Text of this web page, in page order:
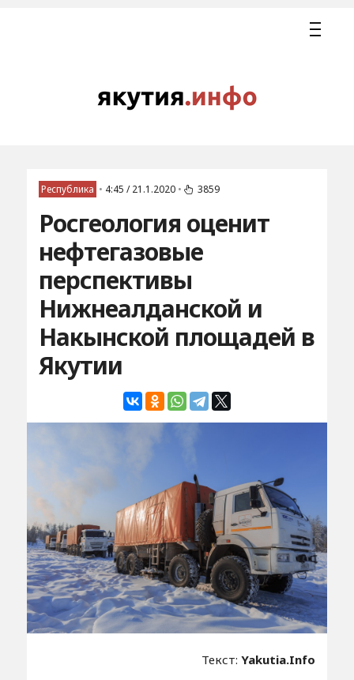
Республика • 4:45 / 21.1.2020 • 3859
Росгеология оценит
нефтегазовые
перспективы
Нижнеалданской и
Накынской площадей в
Якутии
Текст:Yakutia.Info